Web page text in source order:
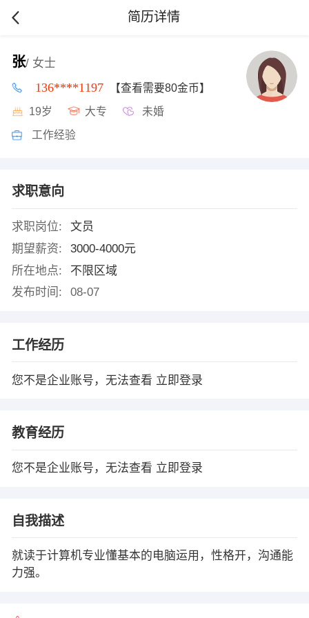
简历详情
张/ 女士
136****1197 【查看需要80金币】
19岁 大专 未婚
工作经验
求职意向
求职岗位:
文员
期望薪资:
3000-4000元
所在地点:
不限区域
发布时间:
08-07
工作经历
您不是企业账号，无法查看 立即登录
教育经历
您不是企业账号，无法查看 立即登录
自我描述
就读于计算机专业懂基本的电脑运用，性格开，沟通能
力强。